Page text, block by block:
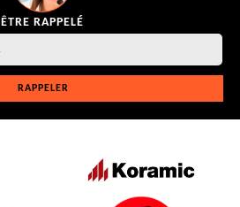
ÊTRE RAPPELÉ